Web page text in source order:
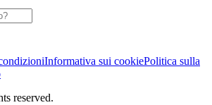
Informativa sui cookiePolitica sulla
reserved.